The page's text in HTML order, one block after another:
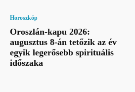
Horoszkóp
Oroszlán-kapu 2026:
augusztus 8-án tetőzik az év
egyik legerősebb spirituális
időszaka